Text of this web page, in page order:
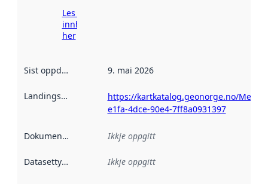
Les meir om
innhenting
her
Sist oppdatert 9. mai 2026
Landingsside
https://kartkatalog.geonorge.no/
e1fa-4dce-90e4-7ff8a0931397
Dokumentasjon Ikkje oppgitt
Datasettype Ikkje oppgitt